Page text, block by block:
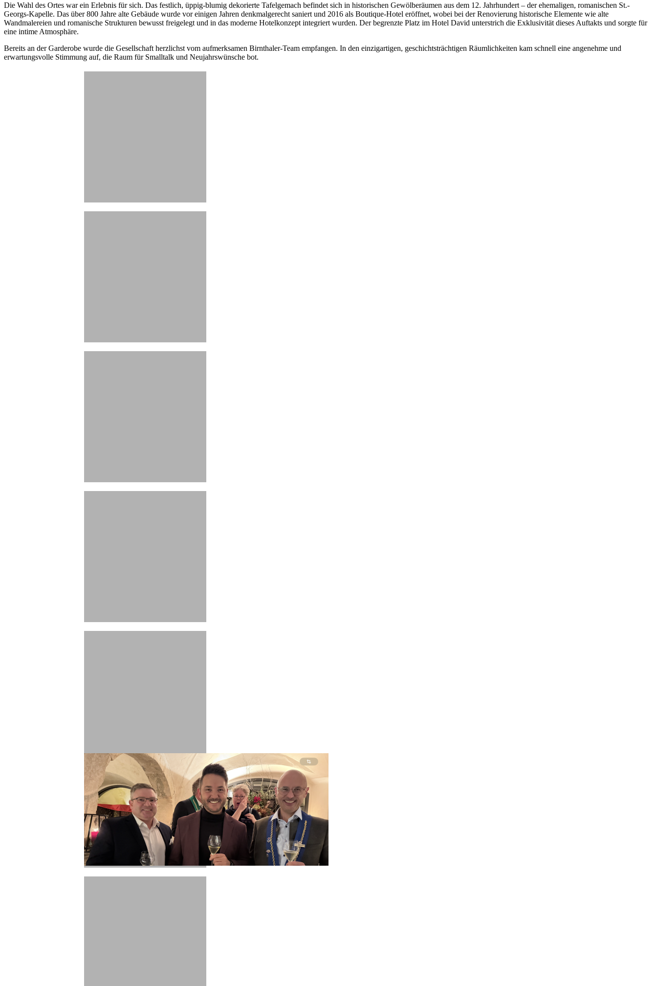
Die Wahl des Ortes war ein Erlebnis für sich. Das festlich, üppig-blumig dekorierte Tafelgemach befindet sich in historischen Gewölberäumen aus dem 12. Jahrhundert – der ehemaligen, romanischen St.-
Georgs-Kapelle. Das über 800 Jahre alte Gebäude wurde vor einigen Jahren denkmalgerecht saniert und 2016 als Boutique-Hotel eröffnet, wobei bei der Renovierung historische Elemente wie alte
Wandmalereien und romanische Strukturen bewusst freigelegt und in das moderne Hotelkonzept integriert wurden. Der begrenzte Platz im Hotel David unterstrich die Exklusivität dieses Auftakts und sorgte für
eine intime Atmosphäre.
Bereits an der Garderobe wurde die Gesellschaft herzlichst vom aufmerksamen Birnthaler-Team empfangen. In den einzigartigen, geschichtsträchtigen Räumlichkeiten kam schnell eine angenehme und
erwartungsvolle Stimmung auf, die Raum für Smalltalk und Neujahrswünsche bot.